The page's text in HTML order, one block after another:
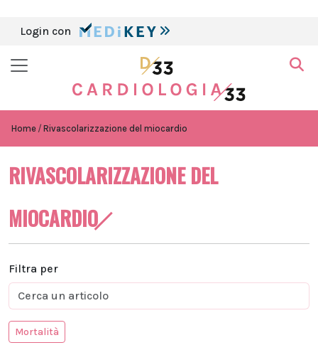
Login con
Home Rivascolarizzazione del miocardio
RIVASCOLARIZZAZIONE DEL
MIOCARDIO
Filtra per
Mortalità